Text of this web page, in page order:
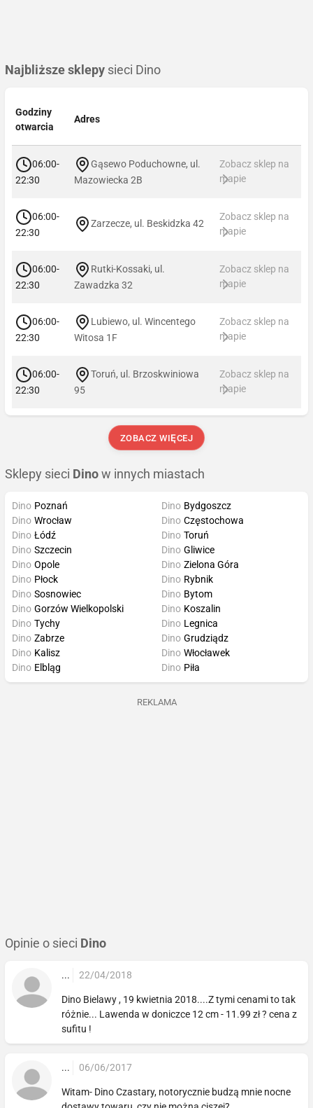
Najbliższe sklepy sieci Dino
Godziny
otwarcia
Adres
06:00-
22:30
Gąsewo Poduchowne, ul.
Mazowiecka 2B
Zobacz sklep na
mapie
06:00-
22:30
Zarzecze, ul. Beskidzka 42
Zobacz sklep na
mapie
06:00-
22:30
Rutki-Kossaki, ul.
Zawadzka 32
Zobacz sklep na
mapie
06:00-
22:30
Lubiewo, ul. Wincentego
Witosa 1F
Zobacz sklep na
mapie
06:00-
22:30
Toruń, ul. Brzoskwiniowa
95
Zobacz sklep na
mapie
ZOBACZ WIĘCEJ
Sklepy sieci Dino w innych miastach
Dino Poznań
Dino Wrocław
Dino Łódź
Dino Szczecin
Dino Bydgoszcz
Dino Częstochowa
Dino Toruń
Dino Gliwice
Dino Opole
Dino Płock
Dino Sosnowiec
Dino Gorzów Wielkopolski
Dino Zielona Góra
Dino Rybnik
Dino Bytom
Dino Koszalin
Dino Tychy
Dino Zabrze
Dino Kalisz
Dino Elbląg
Dino Legnica
Dino Grudziądz
Dino Włocławek
Dino Piła
REKLAMA
Opinie o sieci Dino
... 22/04/2018
Dino Bielawy , 19 kwietnia 2018....Z tymi cenami to tak
różnie... Lawenda w doniczce 12 cm - 11.99 zł ? cena z
sufitu !
... 06/06/2017
Witam- Dino Czastary, notorycznie budzą mnie nocne